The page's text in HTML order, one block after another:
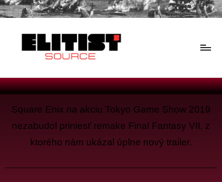
Square Enix na akciu Tokyo Game Show 2019
nezabudol priniesť remake Final Fantasy VII, z
ktorého nám ukázal úplne nový trailer.